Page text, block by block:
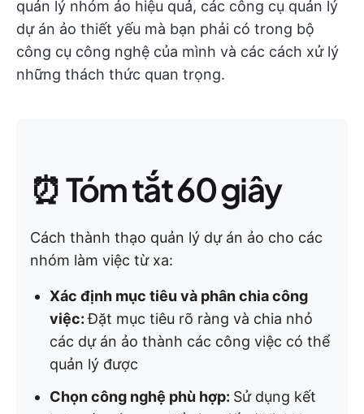
quản lý nhóm ảo hiệu quả, các công cụ quản lý
dự án ảo thiết yếu mà bạn phải có trong bộ
công cụ công nghệ của mình và các cách xử lý
những thách thức quan trọng.
⏰ Tóm tắt 60 giây
Cách thành thạo quản lý dự án ảo cho các
nhóm làm việc từ xa:
Xác định mục tiêu và phân chia công
việc:Đặt mục tiêu rõ ràng và chia nhỏ
các dự án ảo thành các công việc có thể
quản lý được
Chọn công nghệ phù hợp: Sử dụng kết